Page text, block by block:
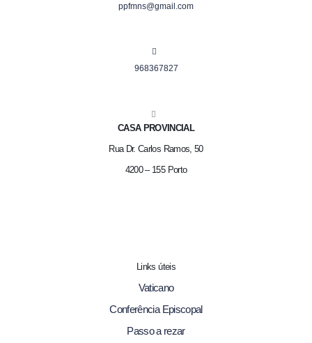
ppfmns@gmail.com
968367827
CASA PROVINCIAL
Rua Dr. Carlos Ramos, 50
4200 – 155 Porto
Links úteis
Vaticano
Conferência Episcopal
Passo a rezar